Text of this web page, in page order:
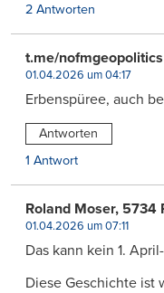
2 Antworten
t.me/nofmgeopolitics
01.04.2026 um 04:17
Erbenspüree, auch
Antworten
1 Antwort
Roland Moser, 5734
01.04.2026 um 07:11
Das kann kein 1.
Diese Geschichte ist